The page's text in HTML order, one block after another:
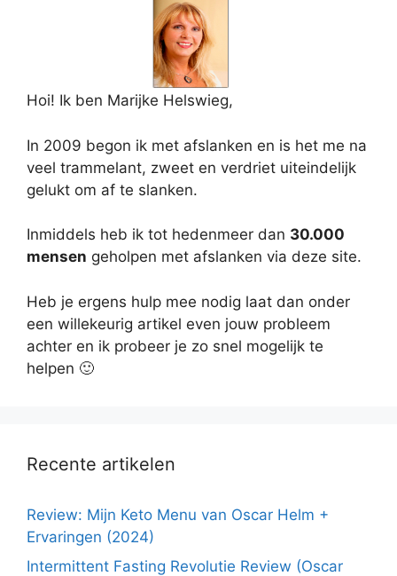
Hoi! Ik ben Marijke Helswieg,
In 2009 begon ik met afslanken en is het me na
veel trammelant, zweet en verdriet uiteindelijk
gelukt om af te slanken.
Inmiddels heb ik tot hedenmeer dan 30.000
mensen geholpen met afslanken via deze site.
Heb je ergens hulp mee nodig laat dan onder
een willekeurig artikel even jouw probleem
achter en ik probeer je zo snel mogelijk te
helpen 🙂
Recente artikelen
Review: Mijn Keto Menu van Oscar Helm +
Ervaringen (2024)
Intermittent Fasting Revolutie Review (Oscar